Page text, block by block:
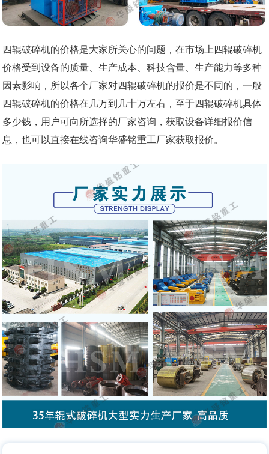
四辊破碎机的价格是大家所关心的问题，在市场上四辊破碎机
价格受到设备的质量、生产成本、科技含量、生产能力等多种
因素影响，所以各个厂家对四辊破碎机的报价是不同的，一般
四辊破碎机的价格在几万到几十万左右，至于四辊破碎机具体
多少钱，用户可向所选择的厂家咨询，获取设备详细报价信
息，也可以直接在线咨询华盛铭重工厂家获取报价。